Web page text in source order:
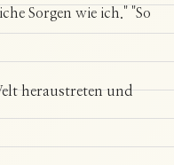
Sorgen wie ich." "So
heraustreten und